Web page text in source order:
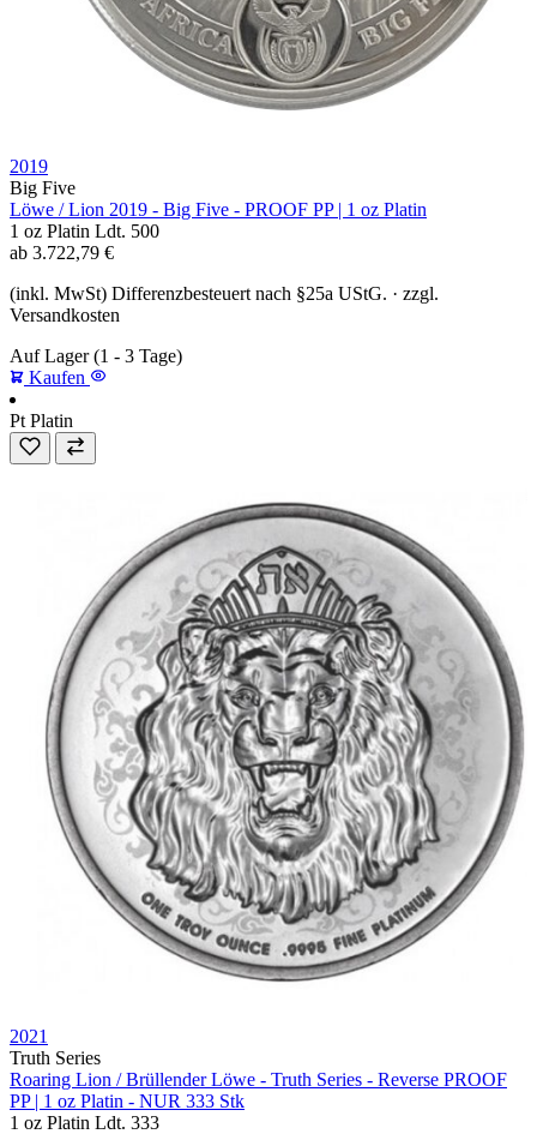
2019
Big Five
Löwe / Lion 2019 - Big Five - PROOF PP | 1 oz Platin
1 oz Platin Ldt. 500
ab 3.722,79 €
(inkl. MwSt) Differenzbesteuert nach §25a UStG. · zzgl.
Versandkosten
Auf Lager (1 - 3 Tage)
Kaufen
Pt Platin
2021
Truth Series
Roaring Lion / Brüllender Löwe - Truth Series - Reverse PROOF
PP | 1 oz Platin - NUR 333 Stk
1 oz Platin Ldt. 333